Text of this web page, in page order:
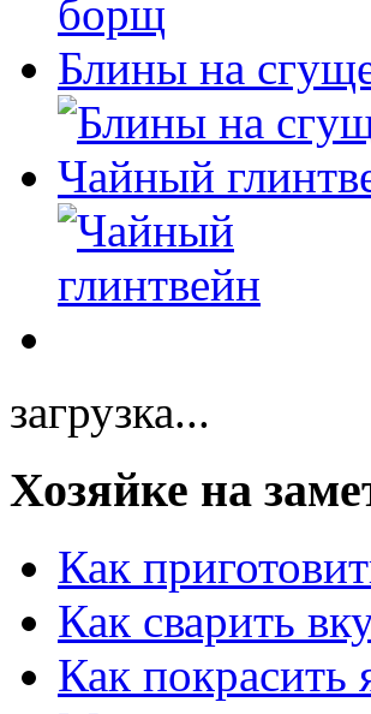
Блины на
Чайный
загрузка...
Хозяйке на
Как
Как сварить
Как покрасить